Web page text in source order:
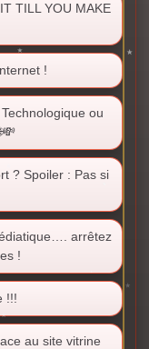
TILL YOU MAKE
!
ou
? Spoiler : Pas si
arrêtez
!
!!!
au site vitrine